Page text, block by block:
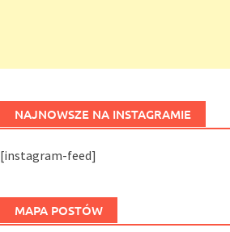
NAJNOWSZE NA INSTAGRAMIE
[instagram-feed]
MAPA POSTÓW